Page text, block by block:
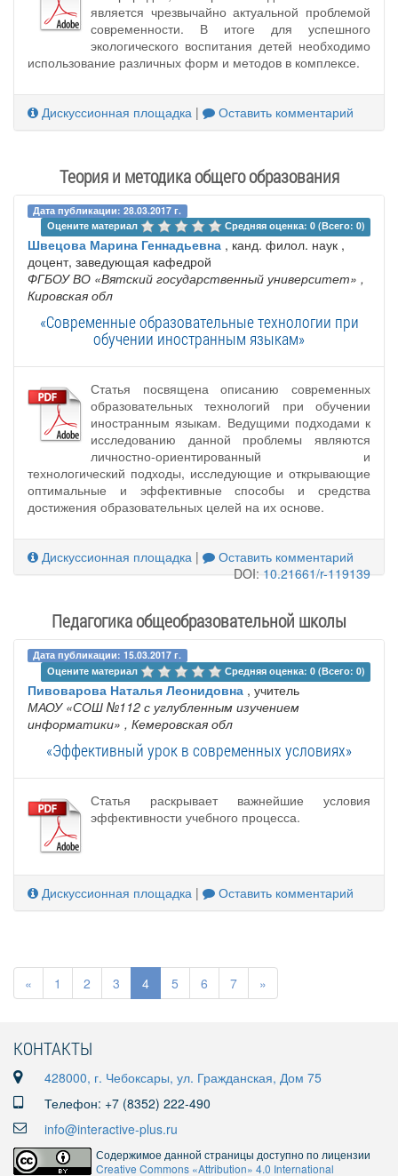
является чрезвычайно актуальной проблемой
современности. В итоге для успешного
экологического воспитания детей необходимо
использование различных форм и методов в комплексе.
Дискуссионная площадка | Оставить комментарий
Теория и методика общего образования
Дата публикации: 28.03.2017 г.
Оцените материал
Средняя оценка: 0 (Всего: 0)
Швецова Марина Геннадьевна , канд. филол. наук ,
доцент, заведующая кафедрой
ФГБОУ ВО «Вятский государственный университет» ,
Кировская обл
«Современные образовательные технологии при
обучении иностранным языкам»
Статья посвящена описанию современных
образовательных технологий при обучении
иностранным языкам. Ведущими подходами к
исследованию данной проблемы являются
личностно-ориентированный и
технологический подходы, исследующие и открывающие
оптимальные и эффективные способы и средства
достижения образовательных целей на их основе.
Дискуссионная площадка |
Оставить комментарий
DOI:10.21661/r-119139
Педагогика общеобразовательной школы
Дата публикации: 15.03.2017 г.
Оцените материал
Средняя оценка: 0 (Всего: 0)
Пивоварова Наталья Леонидовна , учитель
МАОУ «СОШ №112 с углубленным изучением
информатики» , Кемеровская обл
«Эффективный урок в современных условиях»
Статья раскрывает важнейшие условия
эффективности учебного процесса.
Дискуссионная площадка | Оставить комментарий
« 1 2 3 4 5 6 7 »
КОНТАКТЫ
428000, г. Чебоксары, ул. Гражданская, Дом 75
Телефон: +7 (8352) 222-490
info@interactive-plus.ru
Содержимое данной страницы доступно по лицензии
Creative Commons «Attribution» 4.0 International